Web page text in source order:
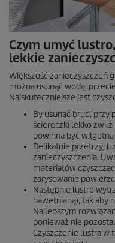
Czym umyć
lekkie
Większość zanieczyszczeń
można usunąć wodą,
Najskuteczniejsze jest
By usunąć brud, przy
ściereczki lekko
powinna być
Delikatnie przetrzyj
zanieczyszczenia.
materiałów
zarysowanie
Następnie lustro
bawełnianą), tak aby
Najlepszym
ponieważ nie
Czyszczenie lustra w